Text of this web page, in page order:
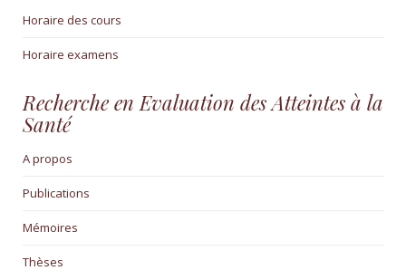
Horaire des cours
Horaire examens
Recherche en Evaluation des Atteintes à la
Santé
A propos
Publications
Mémoires
Thèses